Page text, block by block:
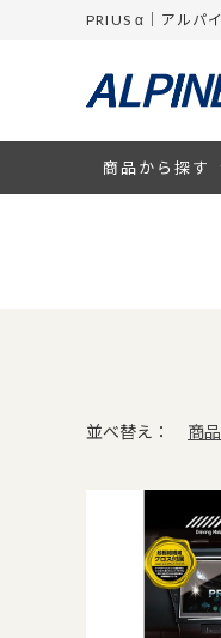
PRIUS α｜アルパ
商品から探す
並べ替え： 商